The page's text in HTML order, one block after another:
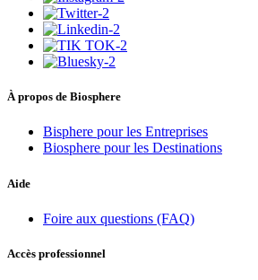
À propos de Biosphere
Bisphere pour les Entreprises
Biosphere pour les Destinations
Aide
Foire aux questions (FAQ)
Accès professionnel